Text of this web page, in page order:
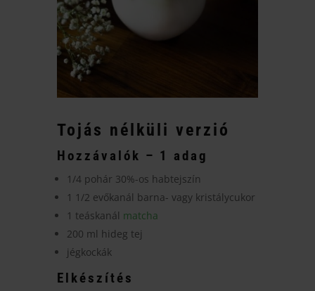
Tojás nélküli verzió
Hozzávalók – 1 adag
1/4 pohár 30%-os habtejszín
1 1/2 evőkanál barna- vagy kristálycukor
1 teáskanál matcha
200 ml hideg tej
jégkockák
Elkészítés